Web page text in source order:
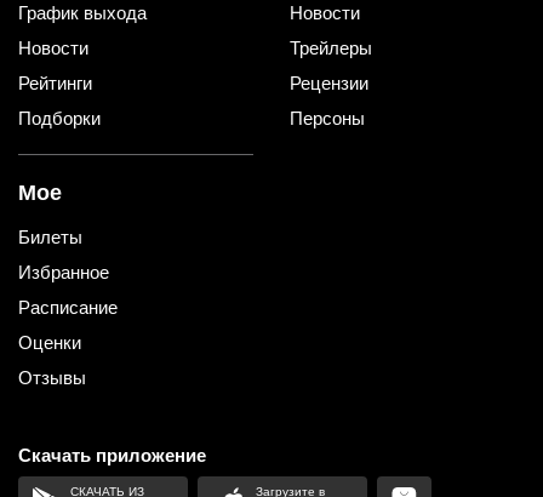
График выхода
Новости
Рейтинги
Подборки
Новости
Трейлеры
Рецензии
Персоны
Мое
Билеты
Избранное
Расписание
Оценки
Отзывы
Скачать приложение